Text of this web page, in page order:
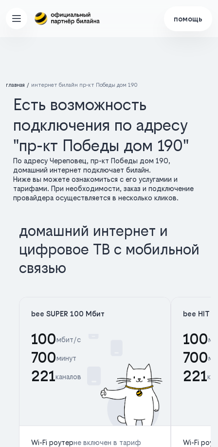
помощь
главная интернет билайн пр-кт Победы дом 190
Есть возможность
подключения по адресу
"пр-кт Победы дом 190"
По адресу Череповец, пр-кт Победы дом 190,
домашний интернет подключает билайн.
Ниже вы можете ознакомиться с его услугамии и
тарифами. При необходимости, заказ и подключение
провайдера осуществляется в несколько кликов.
домашний интернет и
цифровое ТВ с мобильной
связью
bee SUPER 100 Мбит
100мбит/с
700минут
221каналов
Wi-Fi роутерне включен в тариф
bee HIT
100
700
221
Wi-Fi